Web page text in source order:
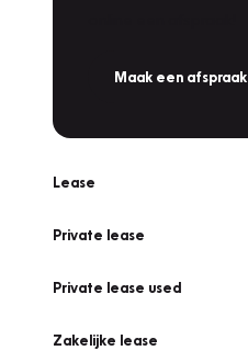
Maak een afspraak
Lease
Private lease
Private lease used
Zakelijke lease